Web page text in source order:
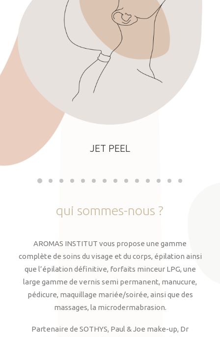
JET PEEL
qui sommes-nous ?
AROMAS INSTITUT vous propose une gamme
complète de soins du visage et du corps, épilation ainsi
que l’épilation définitive, forfaits minceur LPG, une
large gamme de vernis semi permanent, manucure,
pédicure, maquillage mariée/soirée, ainsi que des
massages, la microdermabrasion.
Partenaire de SOTHYS, Paul & Joe make-up, Dr